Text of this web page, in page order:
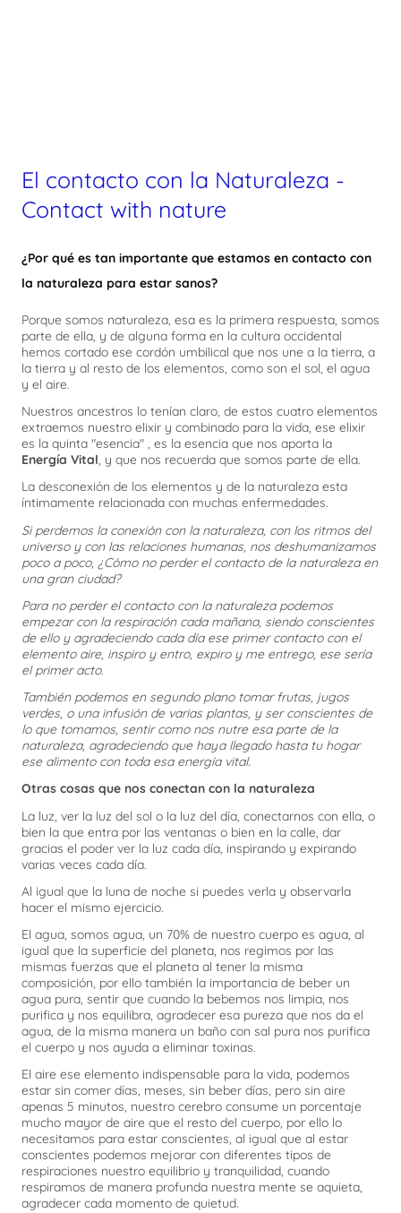
El contacto con la Naturaleza -
Contact with nature
¿Por qué es tan importante que estamos en contacto con
la naturaleza para estar sanos?
Porque somos naturaleza, esa es la primera respuesta, somos
parte de ella, y de alguna forma en la cultura occidental
hemos cortado ese cordón umbilical que nos une a la tierra, a
la tierra y al resto de los elementos, como son el sol, el agua
y el aire.
Nuestros ancestros lo tenían claro, de estos cuatro elementos
extraemos nuestro elixir y combinado para la vida, ese elixir
es la quinta "esencia" , es la esencia que nos aporta la
Energía Vital, y que nos recuerda que somos parte de ella.
La desconexión de los elementos y de la naturaleza esta
íntimamente relacionada con muchas enfermedades.
Si perdemos la conexión con la naturaleza, con los ritmos del
universo y con las relaciones humanas, nos deshumanizamos
poco a poco, ¿Cómo no perder el contacto de la naturaleza en
una gran ciudad?
Para no perder el contacto con la naturaleza podemos
empezar con la respiración cada mañana, siendo conscientes
de ello y agradeciendo cada día ese primer contacto con el
elemento aire, inspiro y entro, expiro y me entrego, ese sería
el primer acto.
También podemos en segundo plano tomar frutas, jugos
verdes, o una infusión de varias plantas, y ser conscientes de
lo que tomamos, sentir como nos nutre esa parte de la
naturaleza, agradeciendo que haya llegado hasta tu hogar
ese alimento con toda esa energía vital.
Otras cosas que nos conectan con la naturaleza
La luz, ver la luz del sol o la luz del día, conectarnos con ella, o
bien la que entra por las ventanas o bien en la calle, dar
gracias el poder ver la luz cada día, inspirando y expirando
varias veces cada día.
Al igual que la luna de noche si puedes verla y observarla
hacer el mismo ejercicio.
El agua, somos agua, un 70% de nuestro cuerpo es agua, al
igual que la superficie del planeta, nos regimos por las
mismas fuerzas que el planeta al tener la misma
composición, por ello también la importancia de beber un
agua pura, sentir que cuando la bebemos nos limpia, nos
purifica y nos equilibra, agradecer esa pureza que nos da el
agua, de la misma manera un baño con sal pura nos purifica
el cuerpo y nos ayuda a eliminar toxinas.
El aire ese elemento indispensable para la vida, podemos
estar sin comer días, meses, sin beber días, pero sin aire
apenas 5 minutos, nuestro cerebro consume un porcentaje
mucho mayor de aire que el resto del cuerpo, por ello lo
necesitamos para estar conscientes, al igual que al estar
conscientes podemos mejorar con diferentes tipos de
respiraciones nuestro equilibrio y tranquilidad, cuando
respiramos de manera profunda nuestra mente se aquieta,
agradecer cada momento de quietud.